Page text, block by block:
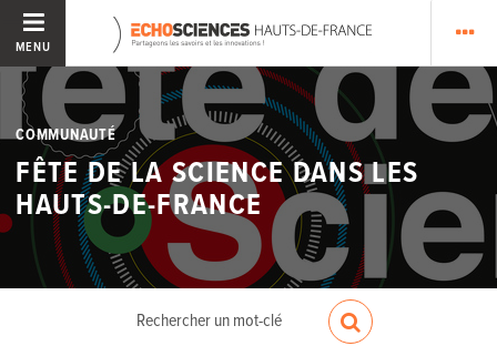
MENU
COMMUNAUTÉ
FÊTE DE LA SCIENCE DANS LES
HAUTS-DE-FRANCE